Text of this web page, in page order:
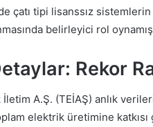
çatı tipi lisanssız
belirleyici rol
Rekor
A.Ş. (TEİAŞ) anlık
elektrik üretimine